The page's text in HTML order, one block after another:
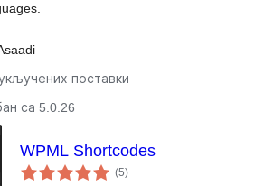
поставки
са 5.0.26
WPML Shortcodes
(5укупних
оцена
)